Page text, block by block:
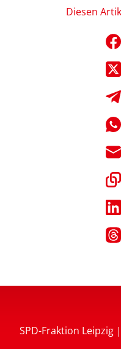
Diesen
SPD-Fraktion